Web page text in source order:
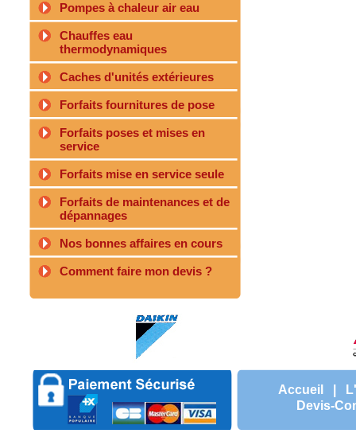
Pompes à chaleur air eau
Chauffes eau
thermodynamiques
Caches d'unités extérieures
Forfaits fournitures de pose
Forfaits poses et mises en
service
Forfaits mise en service seule
Forfaits de maintenances et de
dépannages
Nos bonnes affaires en cours
Comment faire mon devis ?
Accueil
Devis-